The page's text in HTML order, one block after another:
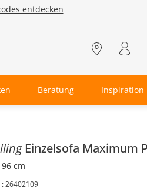
entdecken
Beratung Inspiration
überspringen - Zum
Einzelsofa Maximum
cm
26402109